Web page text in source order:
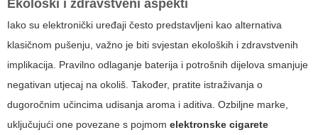
Ekološki i zdravstveni aspekti
Iako su elektronički uređaji često predstavljeni kao alternativa
klasičnom pušenju, važno je biti svjestan ekoloških i zdravstvenih
implikacija. Pravilno odlaganje baterija i potrošnih dijelova smanjuje
negativan utjecaj na okoliš. Također, pratite istraživanja o
dugoročnim učincima udisanja aroma i aditiva. Ozbiljne marke,
uključujući one povezane s pojmom elektronske cigarete